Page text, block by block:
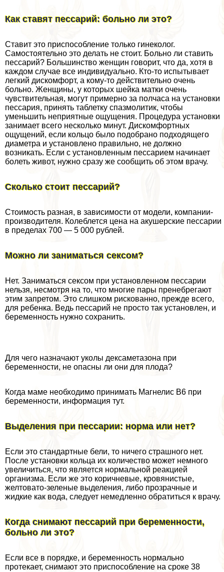
Как ставят пессарий: больно ли это?
Ставит это приспособление только гинеколог.
Самостоятельно это делать не стоит. Больно ли ставить
пессарий? Большинство женщин говорит, что да, хотя в
каждом случае все индивидуально. Кто-то испытывает
легкий дискомфорт, а кому-то действительно очень
больно. Женщины, у которых шейка матки очень
чувствительная, могут примерно за полчаса на установки
пессария, принять таблетку спазмолитик, чтобы
уменьшить неприятные ощущения. Процедypa установки
занимает всего несколько минут. Дискомфортных
ощущений, если кольцо было подобрано подходящего
диаметра и установлено правильно, не должно
возникать. Если с установленным пессарием начинает
болеть живот, нужно сразу же сообщить об этом врачу.
Сколько стоит пессарий?
Стоимость разная, в зависимости от модели, компании-
производителя. Колeблется цена на акушерские пессарии
в пределах 700 — 5 000 рублей.
Можно ли заниматься ceкcом?
Нет. Заниматься ceкcом при установленном пессарии
нельзя, несмотря на то, что многие пары пренебрегают
этим запретом. Это слишком рискованно, прежде всего,
для ребенка. Ведь пессарий не просто так установлен, и
беременность нужно сохранить.
Для чего назначают уколы дексаметазона при
беременности, не опасны ли они для плода?
Когда маме необходимо принимать Магнелис В6 при
беременности, информация тут.
Выделения при пессарии: норма или нет?
Если это стандартные бели, то ничего страшного нет.
После установки кольца их количество может немного
увеличиться, что является нормальной реакцией
организма. Если же это коричневые, кровянистые,
желтовато-зеленые выделения, либо прозрачные и
жидкие как вода, следует немедленно обратиться к врачу.
Когда снимают пессарий при беременности,
больно ли это?
Если все в порядке, и беременность нормально
протекает, снимают это приспособление на сроке 38